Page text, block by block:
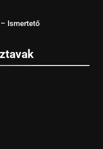
Ismertető